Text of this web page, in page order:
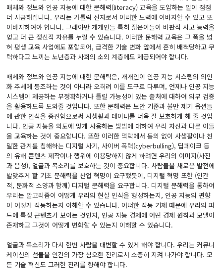
매체와 정보와 인공 지능에 대한 문해력(literacy) 교육을 도입하는 일이 점점
더 시급해집니다. 우리는 가톨릭 신자로서 이러한 노력에 이바지할 수 있고 또
이바지하여야 합니다. 그래야만 개개인들 특히 젊은이들이 비판적 사고 능력을
얻고 더 큰 정신적 자유를 누릴 수 있습니다. 이러한 문해력 교육은 그 폭을 넓
혀 평생 교육 사업에도 포함되어, 급격한 기술 변화 앞에서 흔히 배척당하고 무
력하다고 느끼는 노년층과 사회의 소외 계층에도 제공되어야 합니다.
매체와 정보와 인공 지능에 대한 문해력은, 개개인이 인공 지능 시스템의 의인
화 추세에 동조하는 것이 아니라 오히려 이를 도구로 다루며, 언제나 인공 지능
시스템이 제공하는 부정확하거나 틀릴 가능성이 있는 출처에 대하여 외부 검증
을 활용하도록 도와줄 것입니다. 또한 문해력은 보안 기준과 불만 제기 옵션들
에 관한 인식을 증진함으로써 사생활과 데이터를 더욱 잘 보호하게 해 줄 것입
니다. 인공 지능을 의도에 맞게 사용하는 방법에 대하여 우리 자신과 다른 이들
을 교육하는 것이 중요합니다. 또한 이러한 맥락에서 동의 없이 사생활이나 친
밀한 관계를 침해하는 디지털 사기, 사이버 폭력(cyberbulling), 딥페이크 등
의 유해 콘텐츠 제작이나 행위에 이용당하지 않게 하려면 우리의 이미지(사진
과 음성), 얼굴과 목소리를 보호하는 것이 중요합니다. 사람들을 새로운 발전에
발맞추게 할 기초 문해력을 산업 혁명이 요구했듯이, 디지털 혁명 또한 (인간
적, 문화적 소양과 함께) 디지털 문해력을 요구합니다. 디지털 문해력을 통하여
우리는 알고리즘이 어떻게 우리의 현실 인식을 형성하는지, 인공 지능의 편향
이 어떻게 작동하는지 이해할 수 있습니다. 어떠한 작동 기제 때문에 우리의 피
드에 특정 콘텐츠가 보이는 것인지, 인공 지능 경제에 어떤 경제 원칙과 모델이
존재하고 그것이 어떻게 변화할 수 있는지 이해할 수 있습니다.
얼굴과 목소리가 다시 한번 사람을 대변할 수 있게 해야 합니다. 우리는 커뮤니
케이션의 선물을 인간의 가장 심오한 진리로서 소중히 지켜 나가야 합니다. 모
든 기술 혁신도 그러한 진리를 향해야 합니다.